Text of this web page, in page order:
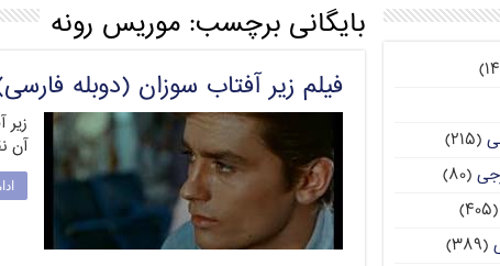
بایگانی برچسب:موریس رونه
فیلم زیر آفتاب سوزان (دوبله
آن
(۲۱۵)
(۸۰)
(۴۰۵)
(۳۸۹)